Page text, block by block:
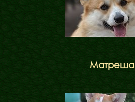
Матреша